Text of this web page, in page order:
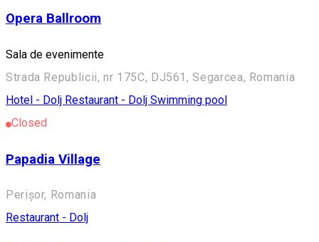
Opera Ballroom
Sala de evenimente
Strada Republicii, nr 175C, DJ561, Segarcea, Romania
Hotel - Dolj Restaurant - Dolj Swimming pool
Closed
Papadia Village
Perișor, Romania
Restaurant - Dolj